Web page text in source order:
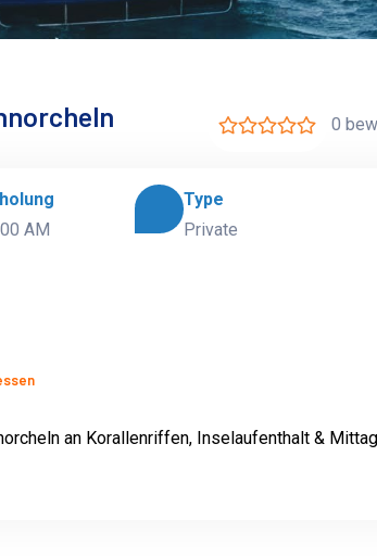
0
AM
Type
Private
an Korallenriffen, Inselaufenthalt &